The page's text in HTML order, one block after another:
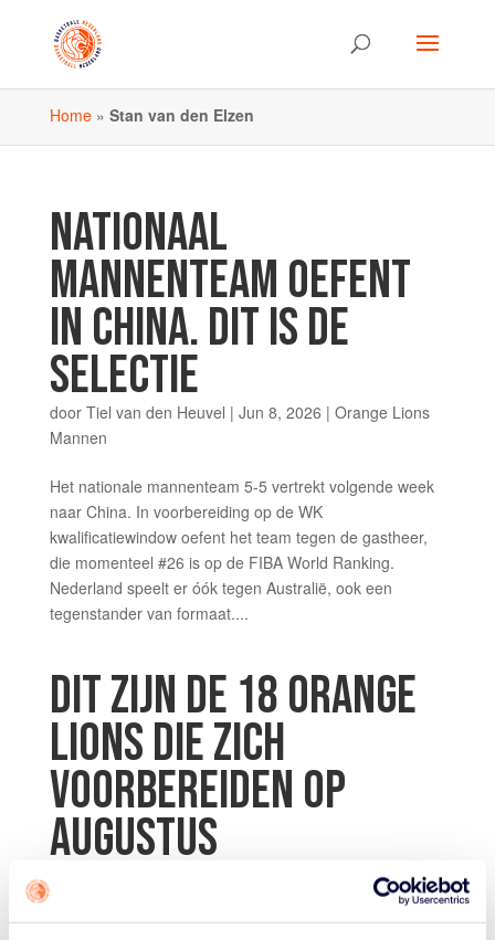
Home» Stan van den Elzen
NATIONAAL
MANNENTEAM OEFENT
IN CHINA. DIT IS DE
SELECTIE
door Tiel van den Heuvel | Jun 8, 2026 | Orange Lions
Mannen
Het nationale mannenteam 5-5 vertrekt volgende week
naar China. In voorbereiding op de WK
kwalificatiewindow oefent het team tegen de gastheer,
die momenteel #26 is op de FIBA World Ranking.
Nederland speelt er óók tegen Australië, ook een
tegenstander van formaat....
DIT ZIJN DE 18 ORANGE
LIONS DIE ZICH
VOORBEREIDEN OP
AUGUSTUS
Orange Lions
Mannen